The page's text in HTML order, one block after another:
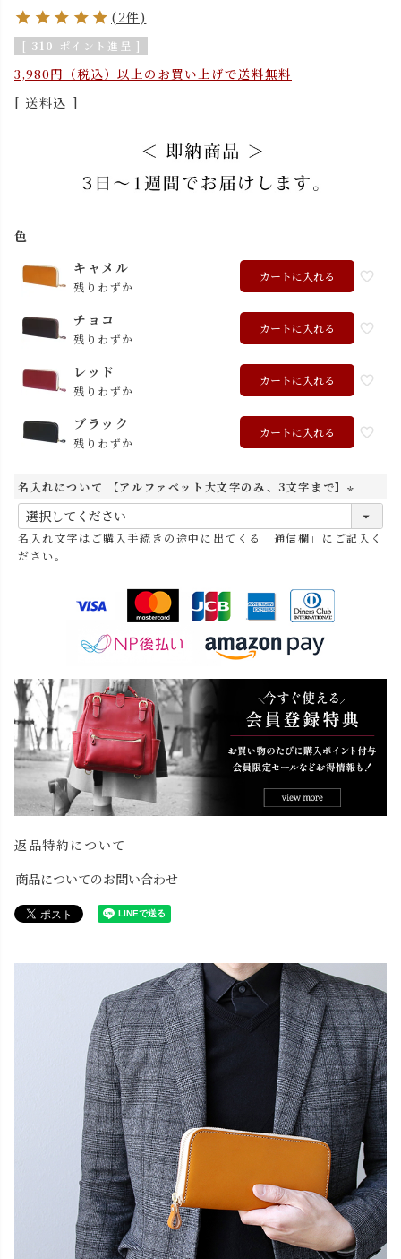
(2件)
[ 310 ポイント進呈 ]
3,980円（税込）以上のお買い上げで送料無料
送料込
色
キャメル
残りわずか
カートに入れる
チョコ
残りわずか
カートに入れる
レッド
残りわずか
カートに入れる
ブラック
残りわずか
カートに入れる
名入れについて 【アルファベット大文字のみ、3文字まで】
必
須
名入れ文字はご購入手続きの途中に出てくる「通信欄」にご記入く
ださい。
返品特約について
商品についてのお問い合わせ